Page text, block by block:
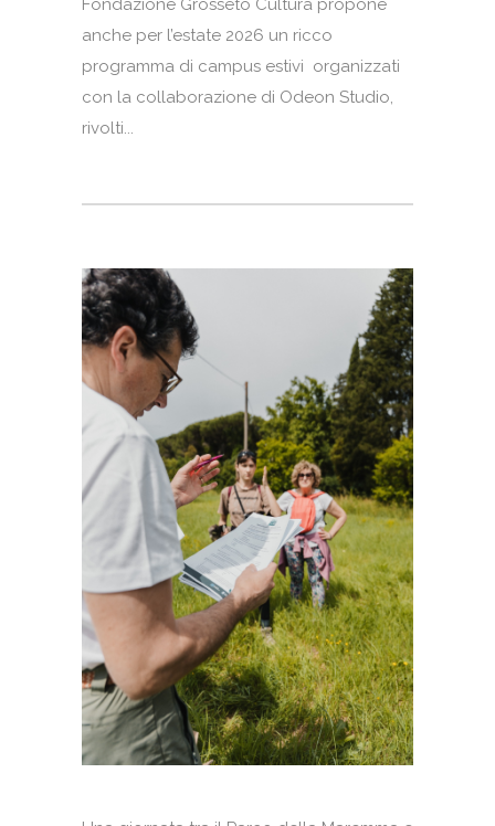
Fondazione Grosseto Cultura propone
anche per l’estate 2026 un ricco
programma di campus estivi organizzati
con la collaborazione di Odeon Studio,
rivolti...